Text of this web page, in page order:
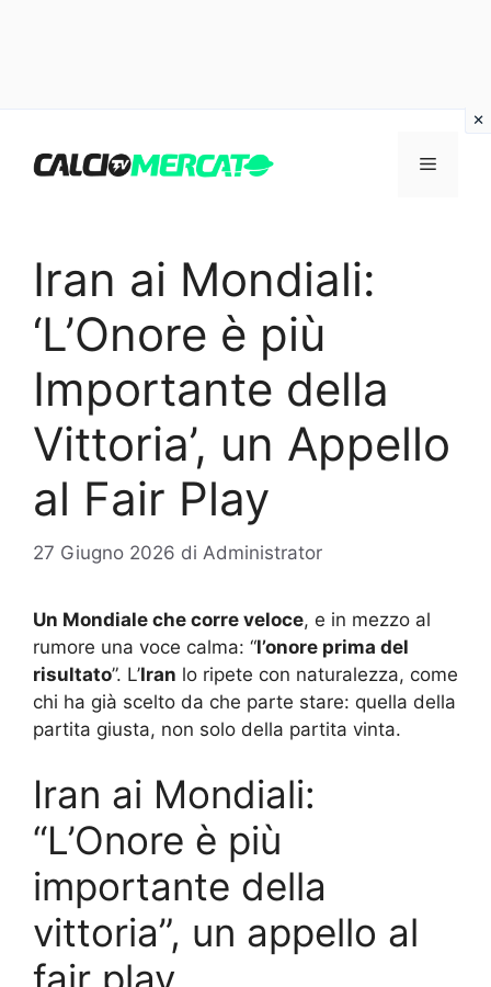
contenuto
Menu
Iran ai Mondiali:
‘L’Onore è più
Importante della
Vittoria’, un Appello
al Fair Play
27 Giugno 2026 di Administrator
Un Mondiale che corre veloce, e in mezzo al
rumore una voce calma: “l’onore prima del
risultato”. L’Iran lo ripete con naturalezza, come
chi ha già scelto da che parte stare: quella della
partita giusta, non solo della partita vinta.
Iran ai Mondiali:
“L’Onore è più
importante della
vittoria”, un appello al